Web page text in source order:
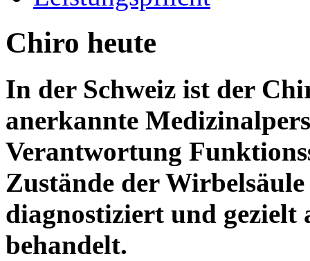
Chiro heute
In der Schweiz ist der
anerkannte
Verantwortung
Zustände der
diagnostiziert und gezielt
behandelt.